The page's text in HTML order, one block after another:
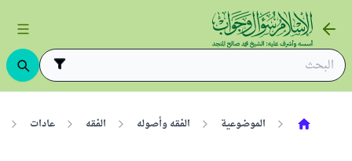
الموضوعية الفقه وأصوله الفقه عادات